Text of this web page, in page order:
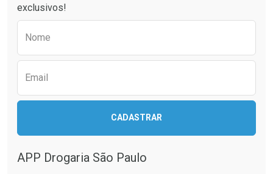
exclusivos!
Nome
Email
CADASTRAR
APP Drogaria São Paulo